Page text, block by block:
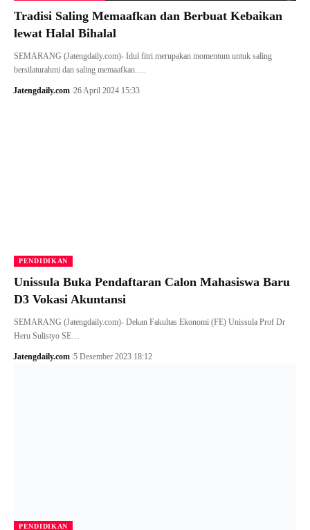
Tradisi Saling Memaafkan dan Berbuat Kebaikan
lewat Halal Bihalal
SEMARANG (Jatengdaily.com)- Idul fitri merupakan momentum untuk saling
bersilaturahmi dan saling memaafkan.…
Jatengdaily.com 26 April 2024 15:33
PENDIDIKAN
Unissula Buka Pendaftaran Calon Mahasiswa Baru
D3 Vokasi Akuntansi
SEMARANG (Jatengdaily.com)- Dekan Fakultas Ekonomi (FE) Unissula Prof Dr
Heru Sulistyo SE…
Jatengdaily.com 5 Desember 2023 18:12
PENDIDIKAN